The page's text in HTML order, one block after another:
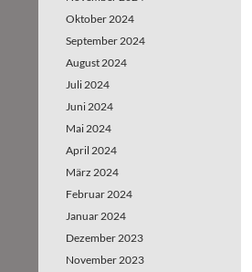
Oktober 2024
September 2024
August 2024
Juli 2024
Juni 2024
Mai 2024
April 2024
März 2024
Februar 2024
Januar 2024
Dezember 2023
November 2023